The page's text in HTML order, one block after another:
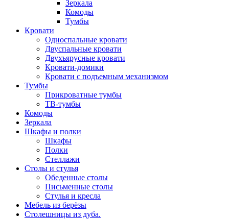
Зеркала
Комоды
Тумбы
Кровати
Односпальные кровати
Двуспальные кровати
Двухъярусные кровати
Кровати-домики
Кровати с подъемным механизмом
Тумбы
Прикроватные тумбы
ТВ-тумбы
Комоды
Зеркала
Шкафы и полки
Шкафы
Полки
Стеллажи
Столы и стулья
Обеденные столы
Письменные столы
Стулья и кресла
Мебель из берёзы
Столешницы из дуба.